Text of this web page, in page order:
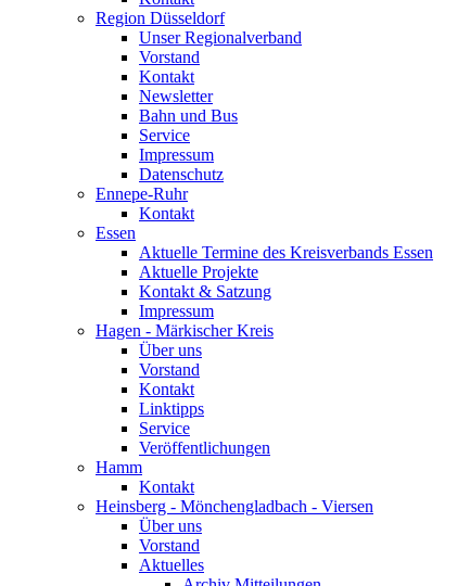
Region Düsseldorf
Unser Regionalverband
Vorstand
Kontakt
Newsletter
Bahn und Bus
Service
Impressum
Datenschutz
Ennepe-Ruhr
Kontakt
Essen
Aktuelle Termine des Kreisverbands Essen
Aktuelle Projekte
Kontakt & Satzung
Impressum
Hagen - Märkischer Kreis
Über uns
Vorstand
Kontakt
Linktipps
Service
Veröffentlichungen
Hamm
Kontakt
Heinsberg - Mönchengladbach - Viersen
Über uns
Vorstand
Aktuelles